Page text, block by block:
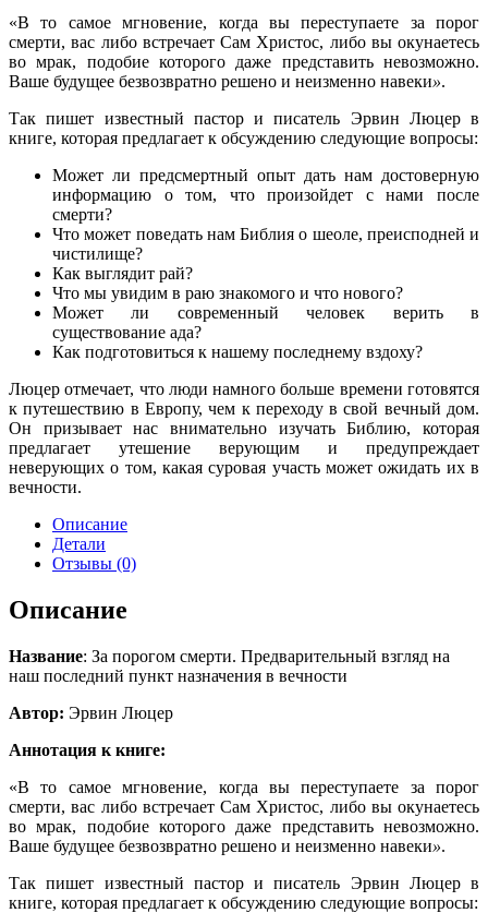
«В то самое мгновение, когда вы переступаете за порог
смерти, вас либо встречает Сам Христос, либо вы окунаетесь
во мрак, подобие которого даже представить невозможно.
Ваше будущее безвозвратно решено и неизменно навеки».
Так пишет известный пастор и писатель Эрвин Люцер в
книге, которая предлагает к обсуждению следующие вопросы:
Может ли предсмертный опыт дать нам достоверную
информацию о том, что произойдет с нами после
смерти?
Что может поведать нам Библия о шеоле, преисподней и
чистилище?
Как выглядит рай?
Что мы увидим в раю знакомого и что нового?
Может ли современный человек верить в
существование ада?
Как подготовиться к нашему последнему вздоху?
Люцер отмечает, что люди намного больше времени готовятся
к путешествию в Европу, чем к переходу в свой вечный дом.
Он призывает нас внимательно изучать Библию, которая
предлагает утешение верующим и предупреждает
неверующих о том, какая суровая участь может ожидать их в
вечности.
Описание
Детали
Отзывы (0)
Описание
Название: За порогом смерти. Предварительный взгляд на
наш последний пункт назначения в вечности
Автор: Эрвин Люцер
Аннотация к книге:
«В то самое мгновение, когда вы переступаете за порог
смерти, вас либо встречает Сам Христос, либо вы окунаетесь
во мрак, подобие которого даже представить невозможно.
Ваше будущее безвозвратно решено и неизменно навеки».
Так пишет известный пастор и писатель Эрвин Люцер в
книге, которая предлагает к обсуждению следующие вопросы: